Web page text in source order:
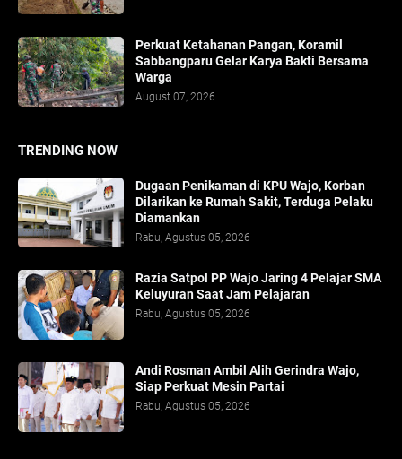
Perkuat Ketahanan Pangan, Koramil
Sabbangparu Gelar Karya Bakti Bersama
Warga
August 07, 2026
TRENDING NOW
Dugaan Penikaman di KPU Wajo, Korban
Dilarikan ke Rumah Sakit, Terduga Pelaku
Diamankan
Rabu, Agustus 05, 2026
Razia Satpol PP Wajo Jaring 4 Pelajar SMA
Keluyuran Saat Jam Pelajaran
Rabu, Agustus 05, 2026
Andi Rosman Ambil Alih Gerindra Wajo,
Siap Perkuat Mesin Partai
Rabu, Agustus 05, 2026